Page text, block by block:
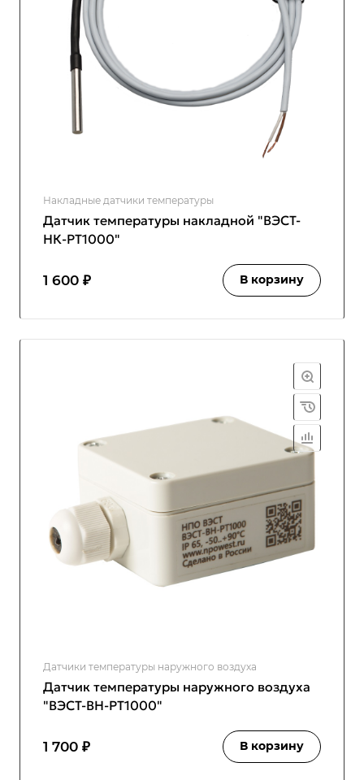
Накладные датчики температуры
Датчик температуры накладной "ВЭСТ-
НК-PT1000"
1 600 ₽ В корзину
Датчики температуры наружного воздуха
Датчик температуры наружного воздуха
"ВЭСТ-ВН-PT1000"
1 700 ₽ В корзину